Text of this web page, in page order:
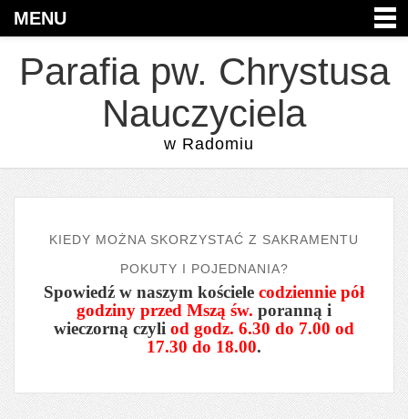
MENU
Parafia pw. Chrystusa
Nauczyciela
w Radomiu
KIEDY MOŻNA SKORZYSTAĆ Z SAKRAMENTU
POKUTY I POJEDNANIA?
Spowiedź w naszym kościele codziennie pół
godziny przed Mszą św. poranną i
wieczorną czyli od godz. 6.30 do 7.00 od
17.30 do 18.00.